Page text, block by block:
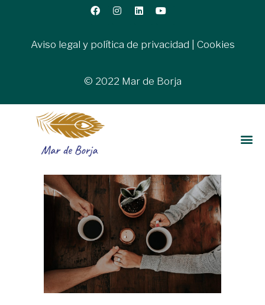
Aviso legal y política de privacidad Cookies
© 2022 Mar de Borja